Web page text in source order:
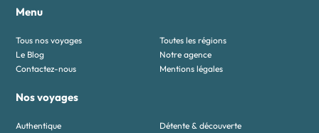
Menu
Tous nos voyages
Toutes les régions
Le Blog
Notre agence
Contactez-nous
Mentions légales
Nos voyages
Authentique
Détente & découverte